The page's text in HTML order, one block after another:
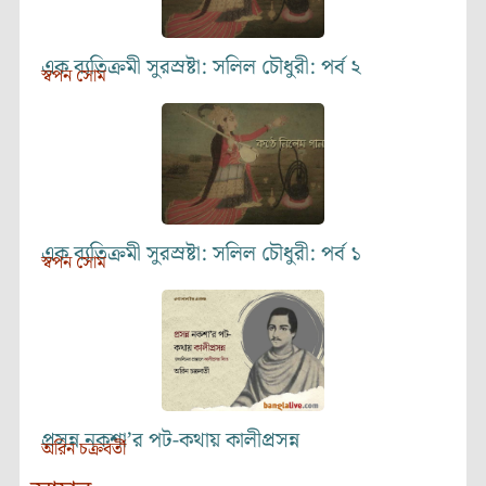
এক ব্যতিক্রমী সুরস্রষ্টা: সলিল চৌধুরী: পর্ব ২
স্বপন সোম
এক ব্যতিক্রমী সুরস্রষ্টা: সলিল চৌধুরী: পর্ব ১
স্বপন সোম
প্রসন্ন নকশা’র পট-কথায় কালীপ্রসন্ন
অরিন চক্রবর্তী